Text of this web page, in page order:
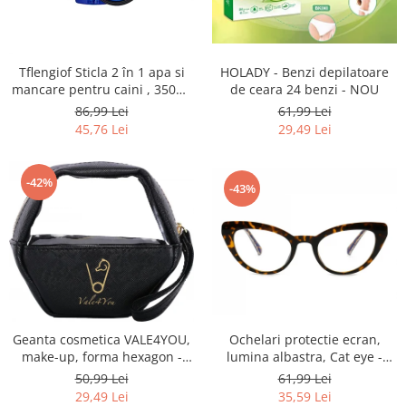
Fiare de calcat si masini de cusut
Fashion
Ceasuri barbatesti
Ceasuri dama
Cutii, curele si accesorii ceasuri
Genti si accesorii barbati
Genti si accesorii femei
Imbracaminte barbati
Imbracaminte femei
Imbracaminte si Incaltaminte copii
Incaltaminte barbati
Incaltaminte femei
Ochelari de soare
Ochelari de vedere
Tflengiof Sticla 2 în 1 apa si
mancare pentru caini , 350ml
apa/ 250ml mancare -
Albastru NOU
86,99 Lei
45,76 Lei
HOLADY - Benzi depilatoare
de ceara 24 benzi - NOU
61,99 Lei
29,49 Lei
-42%
Geanta cosmetica VALE4YOU,
make-up, forma hexagon -
NOU
50,99 Lei
29,49 Lei
-43%
Ochelari protectie ecran,
lumina albastra, Cat eye -
SUNGAIT NOU
61,99 Lei
35,59 Lei